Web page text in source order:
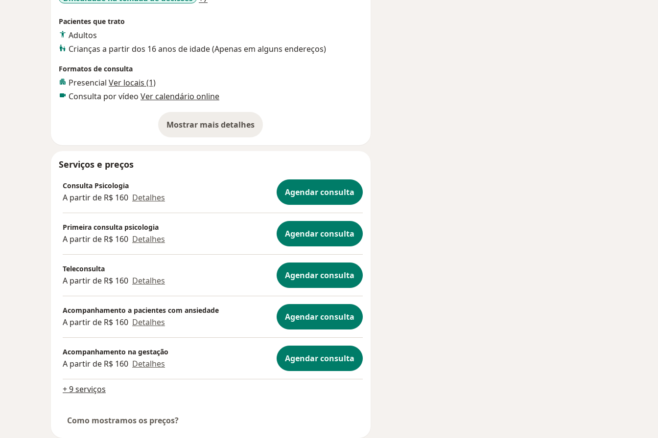
Meu compromisso é oferecer um acompanhamento humanizado e cuidadoso,
que possibilite o crescimento pessoal e a construção de escolhas mais
conscientes, alinhadas aos valores e à essência de cada pessoa. Se você busca
apoio para cuidar das questões emocionais, desafios de vida ou reflexões sobre
sua carreira, estarei aqui para caminhar ao seu lado nesse processo.
Pacientes que trato
Adultos
Crianças a partir dos 16 anos de idade (Apenas em alguns endereços)
Formatos de consulta
Presencial Ver locais (1)
Consulta por vídeo Ver calendário online
Mostrar mais detalhes
sobre a experiência
Serviços e preços
Consulta Psicologia
A partir de R$ 160 Detalhes Agendar consulta
Primeira consulta psicologia
A partir de R$ 160 Detalhes Agendar consulta
Teleconsulta
A partir de R$ 160 Detalhes Agendar consulta
Acompanhamento a pacientes com ansiedade
A partir de R$ 160 Detalhes Agendar consulta
Acompanhamento na gestação
A partir de R$ 160 Detalhes Agendar consulta
+ 9 serviços
Como mostramos os preços?